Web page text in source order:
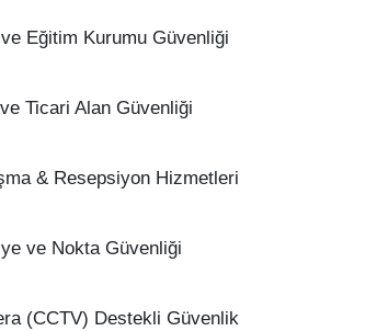
Eğitim Kurumu Güvenliği
Ticari Alan Güvenliği
& Resepsiyon Hizmetleri
ve Nokta Güvenliği
(CCTV) Destekli Güvenlik